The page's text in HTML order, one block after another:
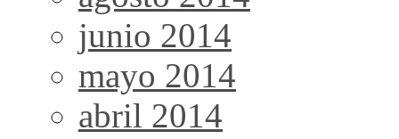
junio 2014
mayo 2014
abril 2014